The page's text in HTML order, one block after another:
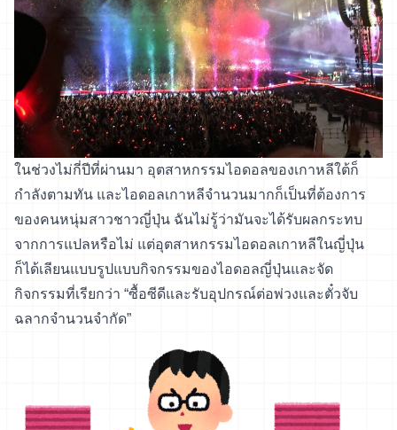
ในช่วงไม่กี่ปีที่ผ่านมา อุตสาหกรรมไอดอลของเกาหลีใต้ก็
กำลังตามทัน และไอดอลเกาหลีจำนวนมากก็เป็นที่ต้องการ
ของคนหนุ่มสาวชาวญี่ปุ่น ฉันไม่รู้ว่ามันจะได้รับผลกระทบ
จากการแปลหรือไม่ แต่อุตสาหกรรมไอดอลเกาหลีในญี่ปุ่น
ก็ได้เลียนแบบรูปแบบกิจกรรมของไอดอลญี่ปุ่นและจัด
กิจกรรมที่เรียกว่า “ซื้อซีดีและรับอุปกรณ์ต่อพ่วงและตั๋วจับ
ฉลากจำนวนจำกัด”